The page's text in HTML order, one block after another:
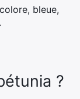
bleue,
?